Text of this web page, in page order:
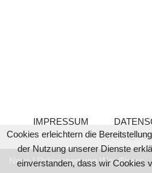
IMPRESSUM
COOKIE
Neve| Präsentiert vonWordPress
Cookies erleichtern die
der Nutzung unserer Dienste
einverstanden, dass wir Cookies